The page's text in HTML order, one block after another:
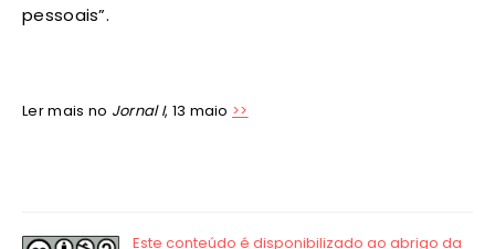
pessoais”.
Ler mais no Jornal I, 13 maio >>